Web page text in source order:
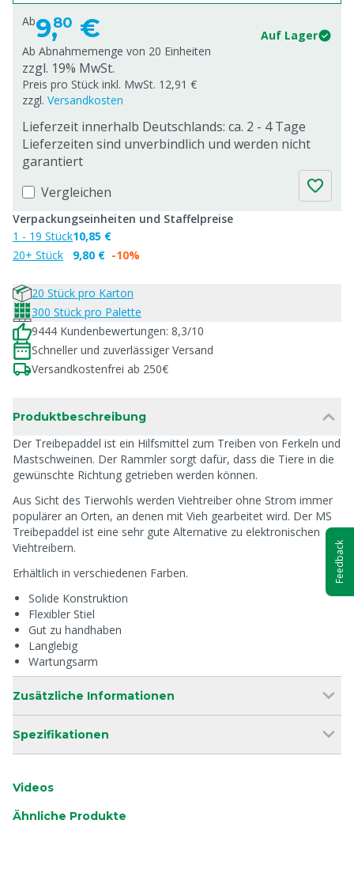
Ab9,80 €
Auf Lager
Ab Abnahmemenge von 20 Einheiten
zzgl. 19% MwSt.
Preis pro Stück inkl. MwSt. 12,91 €
zzgl. Versandkosten
Lieferzeit innerhalb Deutschlands: ca. 2 - 4 Tage
Lieferzeiten sind unverbindlich und werden nicht
garantiert
Vergleichen
Verpackungseinheiten und Staffelpreise
1 - 19 Stück
20+ Stück
10,85 €
9,80 € -10%
20 Stück pro Karton
300 Stück pro Palette
9444 Kundenbewertungen: 8,3/10
Schneller und zuverlässiger Versand
Versandkostenfrei ab 250€
Produktbeschreibung
Der Treibepaddel ist ein Hilfsmittel zum Treiben von Ferkeln und
Mastschweinen. Der Rammler sorgt dafür, dass die Tiere in die
gewünschte Richtung getrieben werden können.
Aus Sicht des Tierwohls werden Viehtreiber ohne Strom immer
populärer an Orten, an denen mit Vieh gearbeitet wird. Der MS
Treibepaddel ist eine sehr gute Alternative zu elektronischen
Viehtreibern.
Erhältlich in verschiedenen Farben.
Solide Konstruktion
Flexibler Stiel
Gut zu handhaben
Langlebig
Wartungsarm
Zusätzliche Informationen
Spezifikationen
Videos
Ähnliche Produkte
Feedback